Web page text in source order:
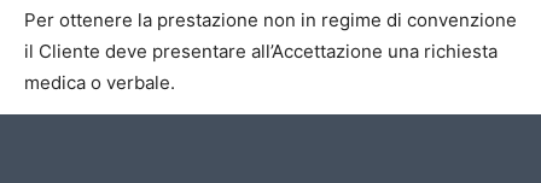
Per ottenere la prestazione non in regime di convenzione
il Cliente deve presentare all’Accettazione una richiesta
medica o verbale.